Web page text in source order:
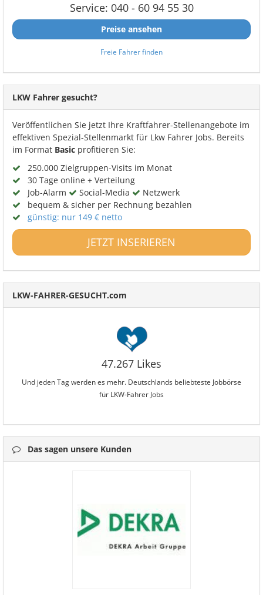
Service: 040 - 60 94 55 30
Preise ansehen
Freie Fahrer finden
LKW Fahrer gesucht?
Veröffentlichen Sie jetzt Ihre Kraftfahrer-Stellenangebote im
effektiven Spezial-Stellenmarkt für Lkw Fahrer Jobs. Bereits
im Format Basic profitieren Sie:
250.000 Zielgruppen-Visits im Monat
30 Tage online + Verteilung
Job-Alarm
Social-Media
Netzwerk
bequem & sicher per Rechnung bezahlen
günstig: nur 149 € netto
JETZT INSERIEREN
LKW-FAHRER-GESUCHT.com
47.267 Likes
Und jeden Tag werden es mehr. Deutschlands beliebteste Jobbörse
für LKW-Fahrer Jobs
Das sagen unsere Kunden